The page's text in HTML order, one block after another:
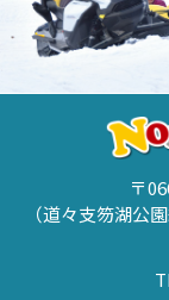
〒
（道々支笏湖公